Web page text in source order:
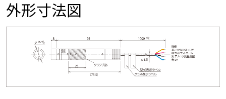
外形寸法図